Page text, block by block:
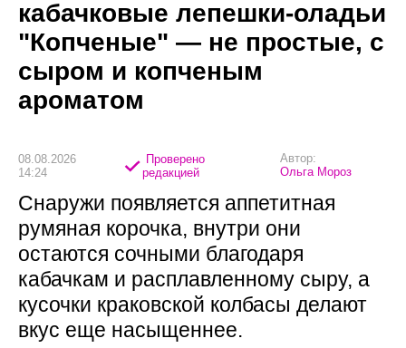
кабачковые лепешки-оладьи
"Копченые" — не простые, с
сыром и копченым
ароматом
08.08.2026
14:24
Проверено
редакцией
Автор:
Ольга Мороз
Снаружи появляется аппетитная
румяная корочка, внутри они
остаются сочными благодаря
кабачкам и расплавленному сыру, а
кусочки краковской колбасы делают
вкус еще насыщеннее.